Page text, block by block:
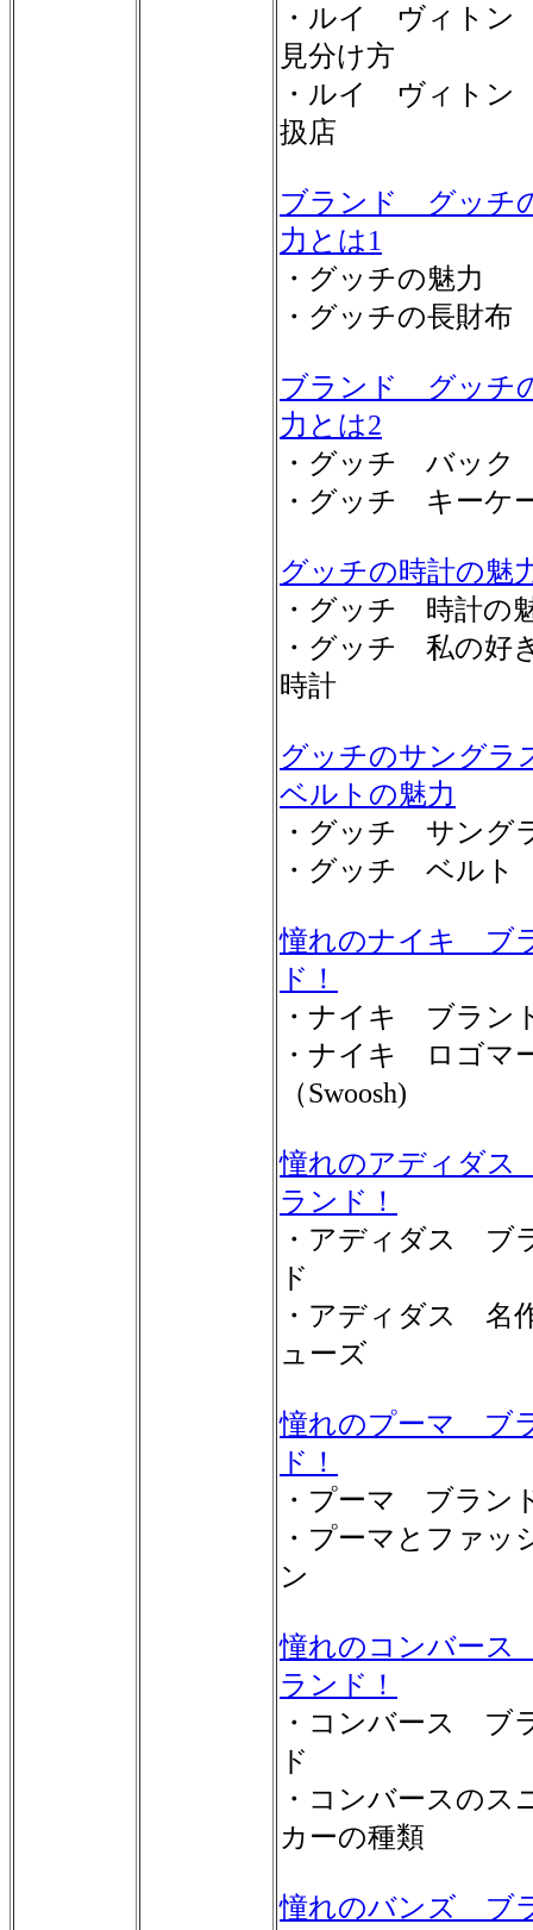
・ルイ ヴィト
見分け方
・ルイ ヴィト
扱店
ブランド グッチ
力とは1
・グッチの魅力
・グッチの長財布
ブランド グッチ
力とは2
・グッチ バック
・グッチ キーケ
グッチの時計の魅
・グッチ 時計の
・グッチ 私の好
時計
グッチのサングラ
ベルトの魅力
・グッチ サング
・グッチ ベルト
憧れのナイキ ブ
ド！
・ナイキ ブラン
・ナイキ ロゴマ
（Swoosh)
憧れのアディダ
ランド！
・アディダス ブ
ド
・アディダス 名
ューズ
憧れのプーマ ブ
ド！
・プーマ ブラン
・プーマとファッ
ン
憧れのコンバー
ランド！
・コンバース ブ
ド
・コンバースのス
カーの種類
憧れのバンズ ブ